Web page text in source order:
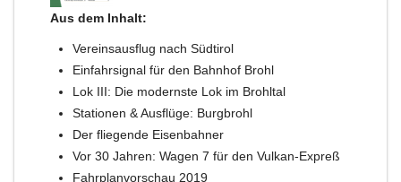
Aus dem Inhalt:
Vereinsausflug nach Südtirol
Einfahrsignal für den Bahnhof Brohl
Lok III: Die modernste Lok im Brohltal
Stationen & Ausflüge: Burgbrohl
Der fliegende Eisenbahner
Vor 30 Jahren: Wagen 7 für den Vulkan-Expreß
Fahrplanvorschau 2019